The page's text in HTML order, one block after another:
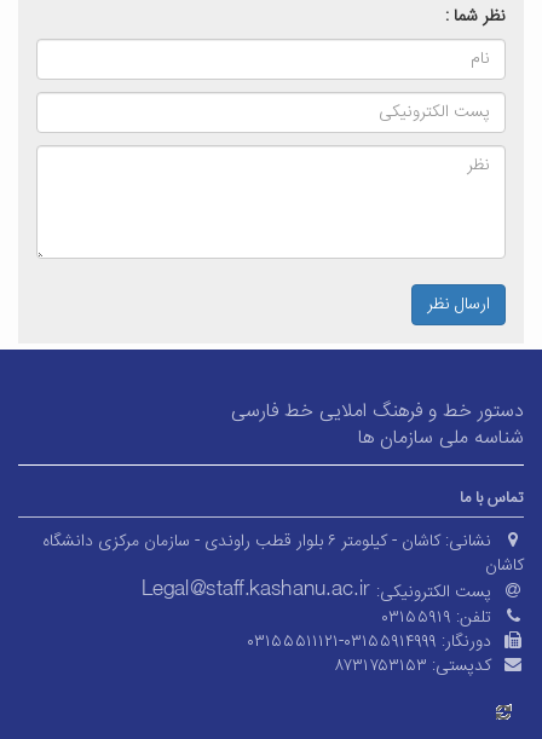
نظر شما :
ارسال نظر
دستور خط و فرهنگ املایی خط فارسی
شناسه ملی سازمان ها
تماس با ما
نشانی:
کاشان - کیلومتر ۶ بلوار قطب راوندی - سازمان مرکزی دانشگاه
کاشان
پست الکترونیکی:
تلفن: ۰۳۱۵۵۹۱۹
دورنگار: ۰۳۱۵۵۵۱۱۱۲۱-۰۳۱۵۵۹۱۴۹۹۹
کدپستی: ۸۷۳۱۷۵۳۱۵۳